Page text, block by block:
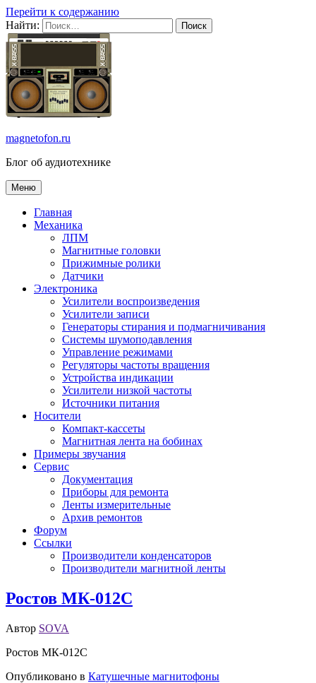
Перейти к содержанию
Найти:
magnetofon.ru
Блог об аудиотехнике
Меню
Главная
Механика
ЛПМ
Магнитные головки
Прижимные ролики
Датчики
Электроника
Усилители воспроизведения
Усилители записи
Генераторы стирания и подмагничивания
Системы шумоподавления
Управление режимами
Регуляторы частоты вращения
Устройства индикации
Усилители низкой частоты
Источники питания
Носители
Компакт-кассеты
Магнитная лента на бобинах
Примеры звучания
Сервис
Документация
Приборы для ремонта
Ленты измерительные
Архив ремонтов
Форум
Ссылки
Производители конденсаторов
Производители магнитной ленты
Ростов МК-012С
Автор SOVA
Ростов МК-012С
Опубликовано в Катушечные магнитофоны